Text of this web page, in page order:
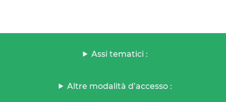
Assi tematici :
Altre modalità d’accesso :